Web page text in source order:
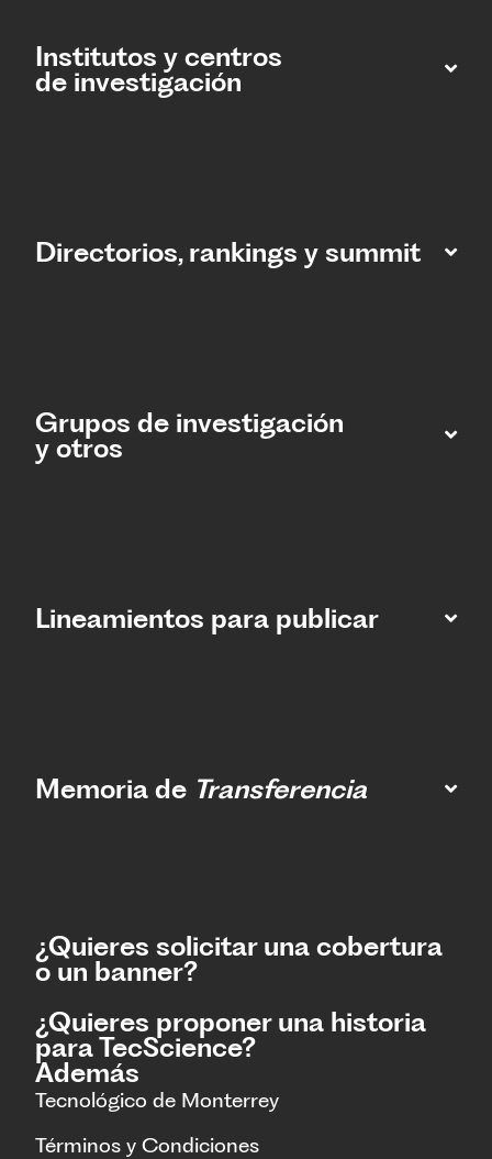
Institutos y centros
de investigación
Directorios, rankings y summit
Grupos de investigación
y otros
Lineamientos para publicar
Memoria de Transferencia
¿Quieres solicitar una cobertura
o un banner?
¿Quieres proponer una historia
para TecScience?
Además
Tecnológico de Monterrey
Términos y Condiciones